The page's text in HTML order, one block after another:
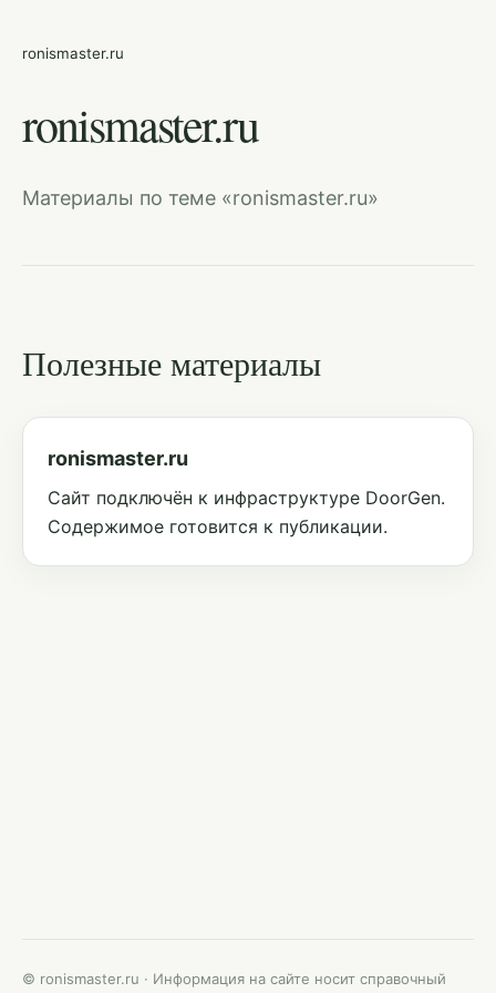
ronismaster.ru
ronismaster.ru
Материалы по теме «ronismaster.ru»
Полезные материалы
ronismaster.ru
Сайт подключён к инфраструктуре DoorGen.
Содержимое готовится к публикации.
© ronismaster.ru · Информация на сайте носит справочный